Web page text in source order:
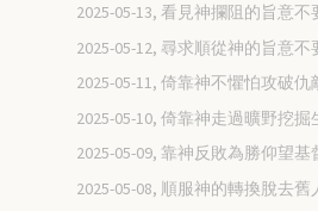
2025-05-13, 看見神攔阻的旨意不
2025-05-12, 尋求順從神的旨意不
2025-05-11, 倚靠神不懼怕攻破仇
2025-05-10, 倚靠神走過曠野挖掘
2025-05-09, 靠神反敗為勝仰望
2025-05-08, 順服神的轉換脫去舊